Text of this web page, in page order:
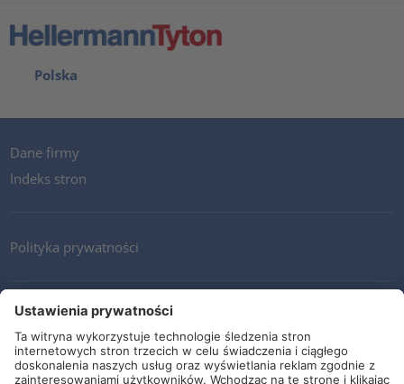
Polska
Dane firmy
Indeks stron
Polityka prywatności
Kontakt